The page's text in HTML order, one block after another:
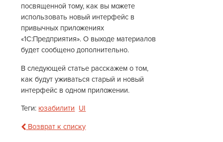
посвященной тому, как вы можете
использовать новый интерфейс в
привычных приложениях
«1С:Предприятия». О выходе материалов
будет сообщено дополнительно.
В следующей статье расскажем о том,
как будут уживаться старый и новый
интерфейс в одном приложении.
Теги: юзабилити UI
Возврат к списку